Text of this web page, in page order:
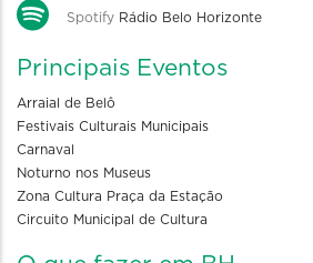
Spotify Rádio Belo Horizonte
Principais Eventos
Arraial de Belô
Festivais Culturais Municipais
Carnaval
Noturno nos Museus
Zona Cultura Praça da Estação
Circuito Municipal de Cultura